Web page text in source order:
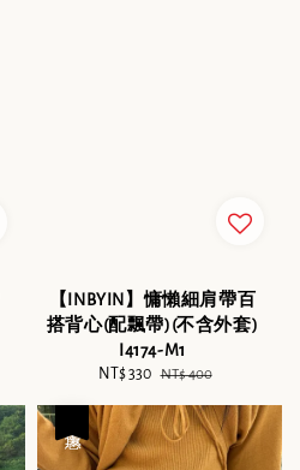
【INBYIN】慵懶細肩帶百
搭背心(配飄帶)(不含外套)
I4174-M1
Sale
NT$ 330 Regular
NT$ 400